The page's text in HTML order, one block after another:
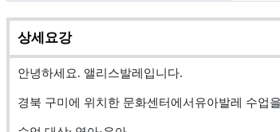
상세요강
안녕하세요. 앨리스발레입니다.
경북 구미에 위치한 문화센터에서 유아발레 수업